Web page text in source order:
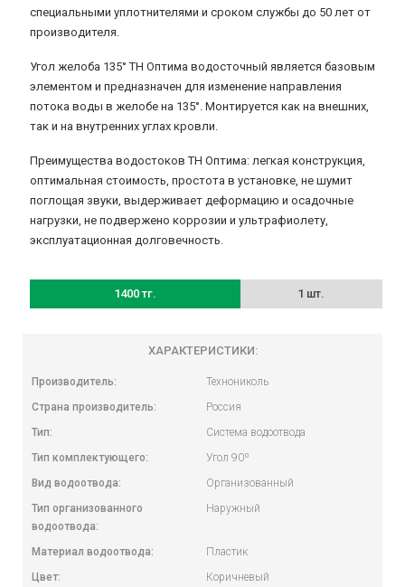
специальными уплотнителями и сроком службы до 50 лет от
производителя.
Угол желоба 135° ТН Оптима водосточный является базовым
элементом и предназначен для изменение направления
потока воды в желобе на 135°. Монтируется как на внешних,
так и на внутренних углах кровли.
Преимущества водостоков ТН Оптима: легкая конструкция,
оптимальная стоимость, простота в установке, не шумит
поглощая звуки, выдерживает деформацию и осадочные
нагрузки, не подвержено коррозии и ультрафиолету,
эксплуатационная долговечность.
1400 тг. 1 шт.
ХАРАКТЕРИСТИКИ:
Производитель:
Страна производитель:
Тип:
Тип комплектующего:
Вид водоотвода:
Тип организованного
водоотвода:
Технониколь
Россия
Система водоотвода
Угол 90º
Организованный
Наружный
Материал водоотвода:
Цвет:
Пластик
Коричневый